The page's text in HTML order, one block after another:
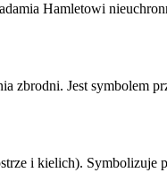
Hamletowi
Jest symbolem
i kielich). Symbolizuje